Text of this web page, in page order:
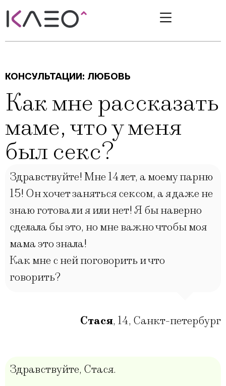
КОНСУЛЬТАЦИИ: ЛЮБОВЬ
Как мне рассказать
маме, что у меня
был секс?
Здравствуйте! Мне 14 лет, а моему парню
15! Он хочет заняться сексом, а я даже не
знаю готова ли я или нет! Я бы наверно
сделала бы это, но мне важно чтобы моя
мама это знала!
Как мне с ней поговорить и что
говорить?
Стася, 14, Cанкт-петербург
Здравствуйте, Стася.